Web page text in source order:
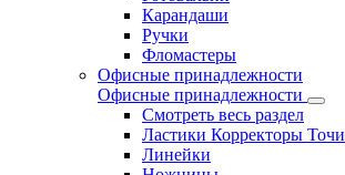
Карандаши
Ручки
Фломастеры
Офисные принадлежности
Офисные принадлежности
Смотреть весь раздел
Ластики Корректоры
Линейки